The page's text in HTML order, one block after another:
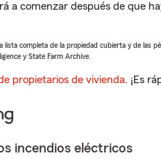
a comenzar después de que
completa de la propiedad cubierta y de las
y State Farm Archive.
propietarios de vivienda. ¡Es
incendios eléctricos